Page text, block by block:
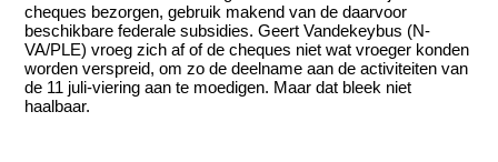
cheques bezorgen, gebruik makend van de daarvoor
beschikbare federale subsidies. Geert Vandekeybus (N-
VA/PLE) vroeg zich af of de cheques niet wat vroeger konden
worden verspreid, om zo de deelname aan de activiteiten van
de 11 juli-viering aan te moedigen. Maar dat bleek niet
haalbaar.